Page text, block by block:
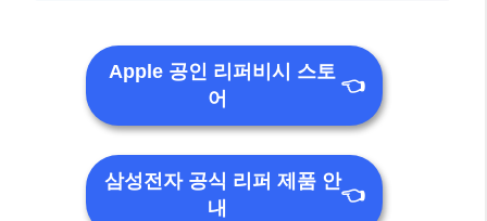
Apple 공인 리퍼비시 스토
어
👈
삼성전자 공식 리퍼 제품 안
내
👈